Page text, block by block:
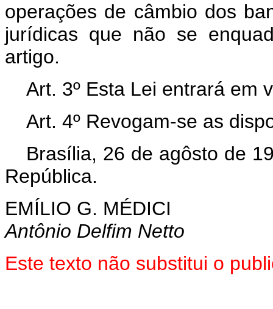
operações de câmbio dos
jurídicas que não se
artigo.
Art. 3º Esta Lei entrará em
Art. 4º Revogam-se as
Brasília, 26 de agôsto de
República.
EMÍLIO G. MÉDICI
Antônio Delfim Netto
Este texto não substitui o